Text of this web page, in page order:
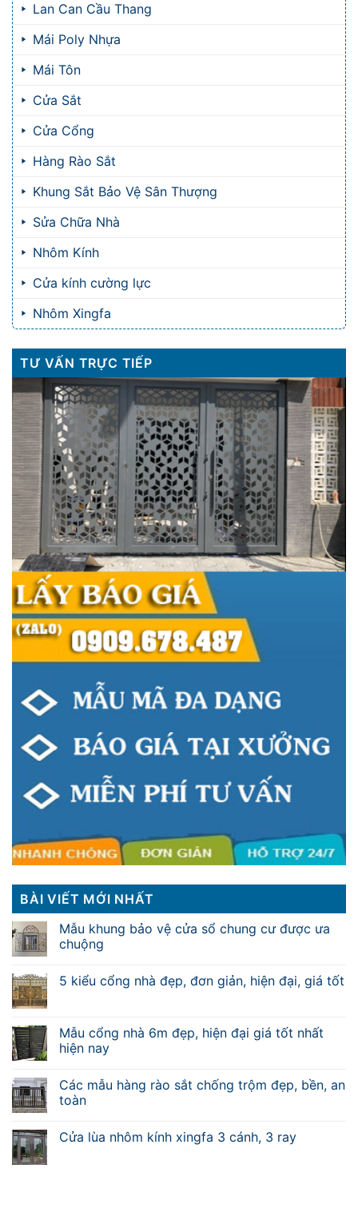
Lan Can Cầu Thang
Mái Poly Nhựa
Mái Tôn
Cửa Sắt
Cửa Cổng
Hàng Rào Sắt
Khung Sắt Bảo Vệ Sân Thượng
Sửa Chữa Nhà
Nhôm Kính
Cửa kính cường lực
Nhôm Xingfa
TƯ VẤN TRỰC TIẾP
BÀI VIẾT MỚI NHẤT
Mẫu khung bảo vệ cửa sổ chung cư được ưa
chuộng
5 kiểu cổng nhà đẹp, đơn giản, hiện đại, giá tốt
Mẫu cổng nhà 6m đẹp, hiện đại giá tốt nhất
hiện nay
Các mẫu hàng rào sắt chống trộm đẹp, bền, an
toàn
Cửa lùa nhôm kính xingfa 3 cánh, 3 ray